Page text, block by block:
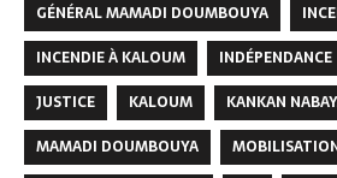
GÉNÉRAL MAMADI DOUMBOUYA
INCENDIE À KALOUM
INDÉPENDANCE
JUSTICE
KALOUM
KANKAN
MAMADI DOUMBOUYA